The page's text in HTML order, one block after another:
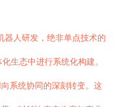
器人研发，绝非单点技术的
生态中进行系统化构建。
系统协同的深刻转变。这